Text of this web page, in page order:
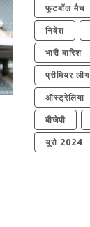
फुटबॉल मैच
निवेश
भारी बारिश
प्रीमियर लीग
ऑस्ट्रेलिया
बीजेपी
यूरो 2024